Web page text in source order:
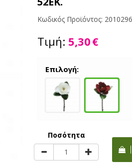
Κωδικός Προϊόντος:
Τιμή: 5,30€
Επιλογή:
Ποσότητα